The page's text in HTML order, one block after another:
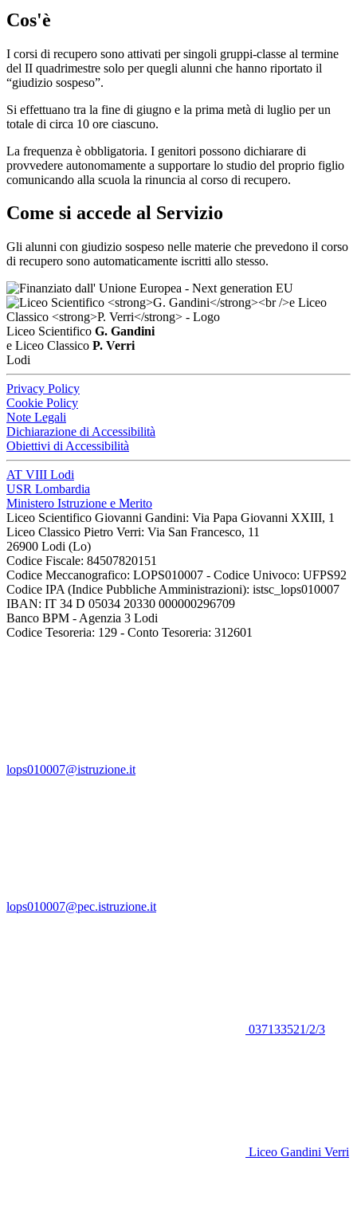
Cos'è
I corsi di recupero sono attivati per singoli gruppi-classe al termine
del II quadrimestre solo per quegli alunni che hanno riportato il
“giudizio sospeso”.
Si effettuano tra la fine di giugno e la prima metà di luglio per un
totale di circa 10 ore ciascuno.
La frequenza è obbligatoria. I genitori possono dichiarare di
provvedere autonomamente a supportare lo studio del proprio figlio
comunicando alla scuola la rinuncia al corso di recupero.
Come si accede al Servizio
Gli alunni con giudizio sospeso nelle materie che prevedono il corso
di recupero sono automaticamente iscritti allo stesso.
Liceo Scientifico G. Gandini
e Liceo Classico P. Verri
Lodi
Privacy Policy
Cookie Policy
Note Legali
Dichiarazione di Accessibilità
Obiettivi di Accessibilità
AT VIII Lodi
USR Lombardia
Ministero Istruzione e Merito
Liceo Scientifico Giovanni Gandini: Via Papa Giovanni XXIII, 1
Liceo Classico Pietro Verri: Via San Francesco, 11
26900 Lodi (Lo)
Codice Fiscale: 84507820151
Codice Meccanografico: LOPS010007 - Codice Univoco: UFPS92
Codice IPA (Indice Pubbliche Amministrazioni): istsc_lops010007
IBAN: IT 34 D 05034 20330 000000296709
Banco BPM - Agenzia 3 Lodi
Codice Tesoreria: 129 - Conto Tesoreria: 312601
lops010007@istruzione.it
lops010007@pec.istruzione.it
037133521/2/3
Liceo Gandini Verri